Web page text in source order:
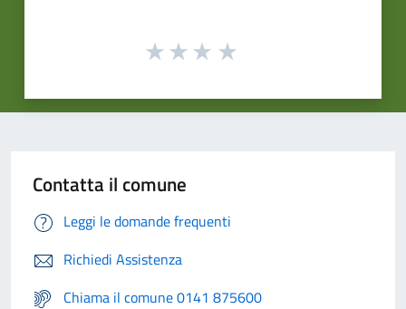
Contatta il comune
Leggi le domande frequenti
Richiedi Assistenza
Chiama il comune 0141 875600